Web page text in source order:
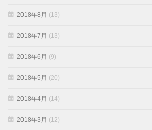
2018年8月 (13)
2018年7月 (13)
2018年6月 (9)
2018年5月 (20)
2018年4月 (14)
2018年3月 (12)